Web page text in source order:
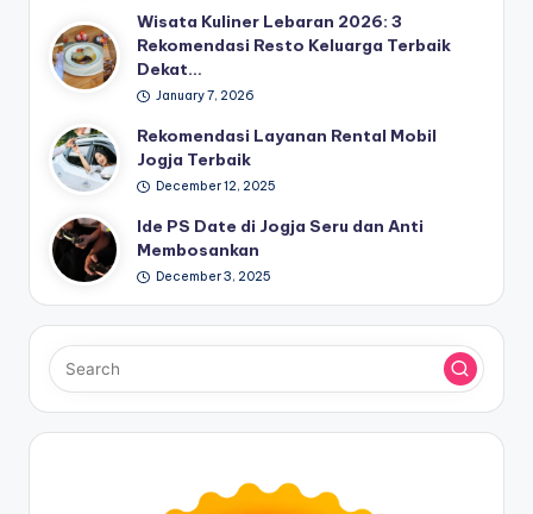
Wisata Kuliner Lebaran 2026: 3
Rekomendasi Resto Keluarga Terbaik
Dekat…
January 7, 2026
Rekomendasi Layanan Rental Mobil
Jogja Terbaik
December 12, 2025
Ide PS Date di Jogja Seru dan Anti
Membosankan
December 3, 2025